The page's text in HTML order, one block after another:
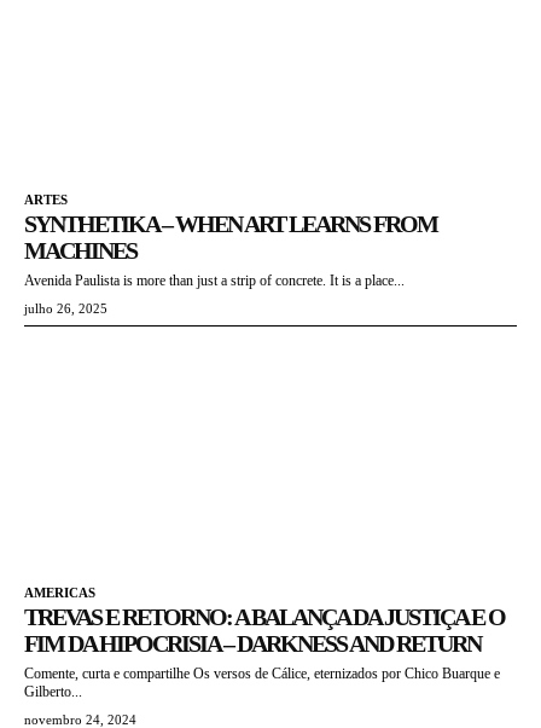
ARTES
SYNTHETIKA – WHEN ART LEARNS FROM
MACHINES
Avenida Paulista is more than just a strip of concrete. It is a place...
julho 26, 2025
AMERICAS
TREVAS E RETORNO: A BALANÇA DA JUSTIÇA E O
FIM DA HIPOCRISIA – DARKNESS AND RETURN
Comente, curta e compartilhe Os versos de Cálice, eternizados por Chico Buarque e
Gilberto...
novembro 24, 2024